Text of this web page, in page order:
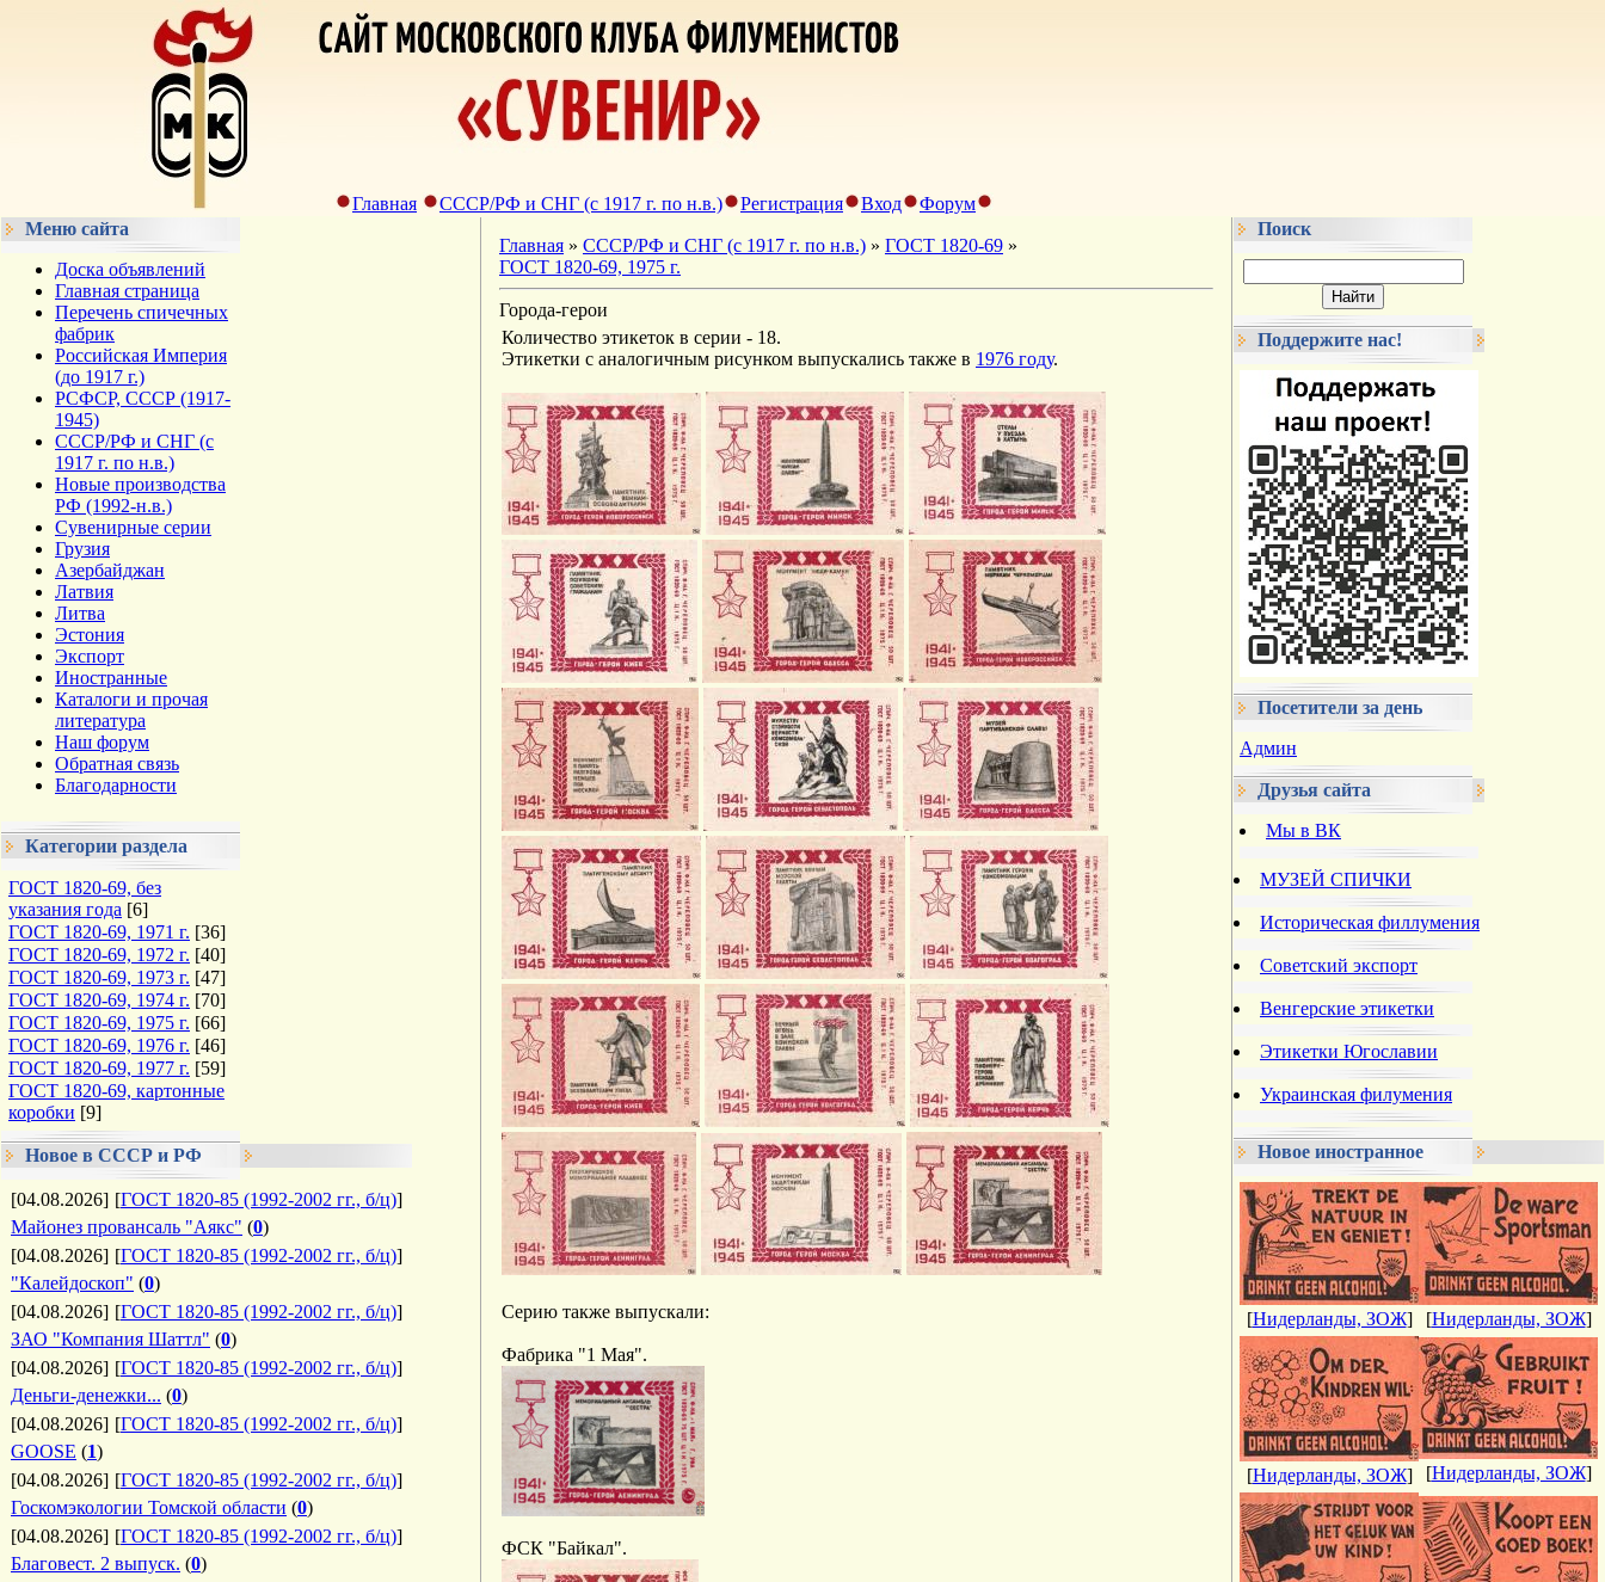
Главная СССР/РФ и СНГ (с 1917 г. по н.в.) Регистрация Вход
Форум
Меню сайта
Доска объявлений
Главная страница
Перечень спичечных
фабрик
Российская Империя
(до 1917 г.)
РСФСР, СССР (1917-
1945)
СССР/РФ и СНГ (с
1917 г. по н.в.)
Новые производства
РФ (1992-н.в.)
Сувенирные серии
Грузия
Азербайджан
Латвия
Литва
Эстония
Экспорт
Иностранные
Каталоги и прочая
литература
Наш форум
Обратная связь
Благодарности
Категории раздела
ГОСТ 1820-69, без
указания года [6]
ГОСТ 1820-69, 1971 г. [36]
ГОСТ 1820-69, 1972 г. [40]
ГОСТ 1820-69, 1973 г. [47]
ГОСТ 1820-69, 1974 г. [70]
ГОСТ 1820-69, 1975 г. [66]
ГОСТ 1820-69, 1976 г. [46]
ГОСТ 1820-69, 1977 г. [59]
ГОСТ 1820-69, картонные
коробки [9]
Новое в СССР и РФ
[04.08.2026] [ГОСТ 1820-85 (1992-2002 гг., б/ц)]
Майонез провансаль "Аякс" (0)
[04.08.2026] [ГОСТ 1820-85 (1992-2002 гг., б/ц)]
"Калейдоскоп" (0)
[04.08.2026] [ГОСТ 1820-85 (1992-2002 гг., б/ц)]
ЗАО "Компания Шаттл" (0)
[04.08.2026] [ГОСТ 1820-85 (1992-2002 гг., б/ц)]
Деньги-денежки... (0)
[04.08.2026] [ГОСТ 1820-85 (1992-2002 гг., б/ц)]
GOOSE (1)
[04.08.2026] [ГОСТ 1820-85 (1992-2002 гг., б/ц)]
Госкомэкологии Томской области (0)
[04.08.2026] [ГОСТ 1820-85 (1992-2002 гг., б/ц)]
Благовест. 2 выпуск. (0)
Главная » СССР/РФ и СНГ (с 1917 г. по н.в.) » ГОСТ 1820-69 »
ГОСТ 1820-69, 1975 г.
Города-герои
Количество этикеток в серии - 18.
Этикетки с аналогичным рисунком выпускались также в 1976 году.
Серию также выпускали:
Фабрика "1 Мая".
ФСК "Байкал".
Поиск
Поддержите нас!
Посетители за день
Админ
Друзья сайта
Мы в ВК
МУЗЕЙ СПИЧКИ
Историческая филлумения
Советский экспорт
Венгерские этикетки
Этикетки Югославии
Украинская филумения
Новое иностранное
[Нидерланды, ЗОЖ] [Нидерланды, ЗОЖ]
[Нидерланды, ЗОЖ] [Нидерланды, ЗОЖ]